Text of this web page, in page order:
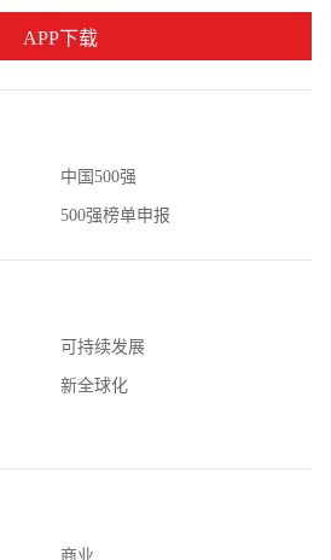
中国500强
500强榜单申报
可持续发展
新全球化
商业
APP下载